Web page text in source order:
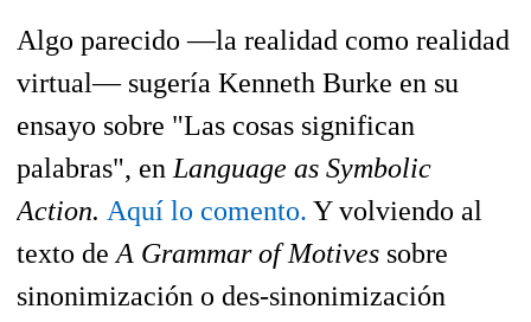
Algo parecido —la realidad como realidad
virtual— sugería Kenneth Burke en su
ensayo sobre "Las cosas significan
palabras", en Language as Symbolic
Action. Aquí lo comento. Y volviendo al
texto de A Grammar of Motives sobre
sinonimización o des-sinonimización